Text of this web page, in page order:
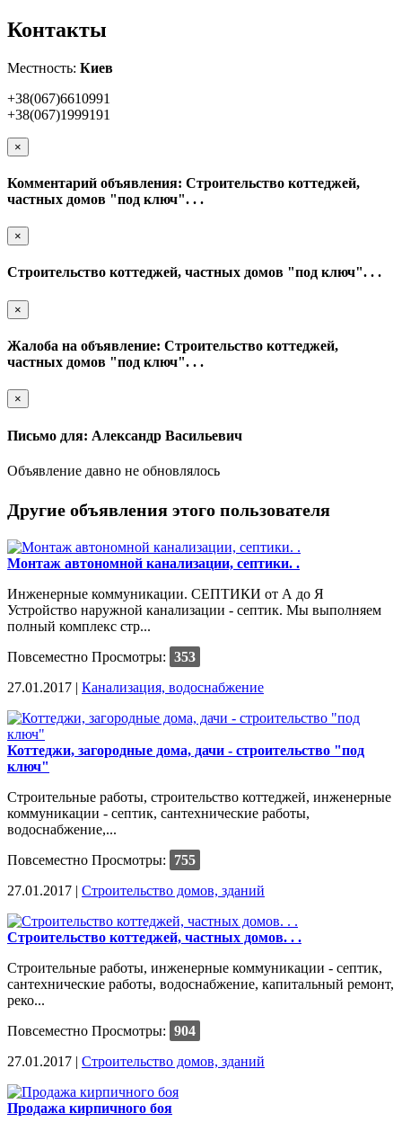
Контакты
Местность: Киев
+38(067)6610991
+38(067)1999191
×
Комментарий объявления: Строительство коттеджей,
частных домов "под ключ". . .
×
Строительство коттеджей, частных домов "под ключ". . .
×
Жалоба на объявление: Строительство коттеджей,
частных домов "под ключ". . .
×
Письмо для: Александр Васильевич
Объявление давно не обновлялось
Другие объявления этого пользователя
Монтаж автономной канализации, септики. .
Инженерные коммуникации. СЕПТИКИ от А до Я
Устройство наружной канализации - септик. Мы выполняем
полный комплекс стр...
Повсеместно Просмотры: 353
27.01.2017 | Канализация, водоснабжение
Коттеджи, загородные дома, дачи - строительство "под
ключ"
Строительные работы, строительство коттеджей, инженерные
коммуникации - септик, сантехнические работы,
водоснабжение,...
Повсеместно Просмотры:
755
27.01.2017 | Строительство домов, зданий
Строительство коттеджей, частных домов. . .
Строительные работы, инженерные коммуникации - септик,
сантехнические работы, водоснабжение, капитальный ремонт,
реко...
Повсеместно Просмотры: 904
27.01.2017 | Строительство домов, зданий
Продажа кирпичного боя